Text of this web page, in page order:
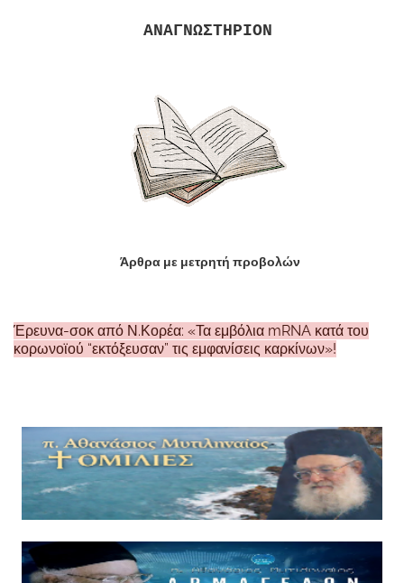
ΑΝΑΓΝΩΣΤΗΡΙΟΝ
Άρθρα με μετρητή προβολών
Έρευνα-σοκ από Ν.Κορέα: «Τα εμβόλια mRNA κατά του
κορωνοϊού “εκτόξευσαν” τις εμφανίσεις καρκίνων»!